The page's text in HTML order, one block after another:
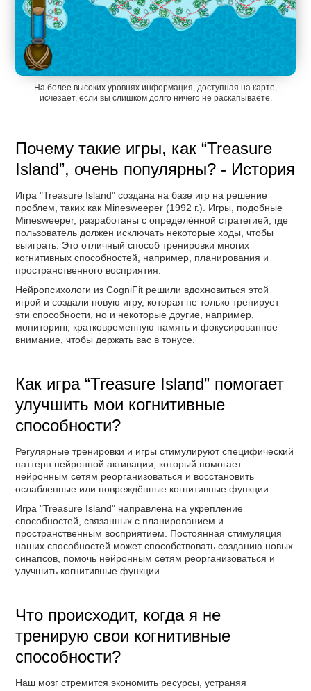
На более высоких уровнях информация, доступная на карте,
исчезает, если вы слишком долго ничего не раскапываете.
Почему такие игры, как “Treasure
Island”, очень популярны? - История
Игра "Treasure Island" создана на базе игр на решение
проблем, таких как Minesweeper (1992 г.). Игры, подобные
Minesweeper, разработаны с определённой стратегией, где
пользователь должен исключать некоторые ходы, чтобы
выиграть. Это отличный способ тренировки многих
когнитивных способностей, например, планирования и
пространственного восприятия.
Нейропсихологи из CogniFit решили вдохновиться этой
игрой и создали новую игру, которая не только тренирует
эти способности, но и некоторые другие, например,
мониторинг, кратковременную память и фокусированное
внимание, чтобы держать вас в тонусе.
Как игра “Treasure Island” помогает
улучшить мои когнитивные
способности?
Регулярные тренировки и игры стимулируют специфический
паттерн нейронной активации, который помогает
нейронным сетям реорганизоваться и восстановить
ослабленные или повреждённые когнитивные функции.
Игра "Treasure Island" направлена на укрепление
способностей, связанных с планированием и
пространственным восприятием. Постоянная стимуляция
наших способностей может способствовать созданию новых
синапсов, помочь нейронным сетям реорганизоваться и
улучшить когнитивные функции.
Что происходит, когда я не
тренирую свои когнитивные
способности?
Наш мозг стремится экономить ресурсы, устраняя